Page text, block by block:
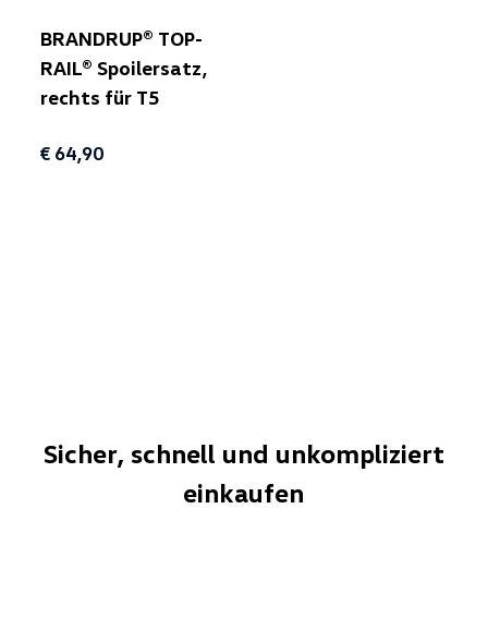
BRANDRUP® TOP-
RAIL® Spoilersatz,
rechts für T5
€ 64,90
Sicher, schnell und unkompliziert
einkaufen